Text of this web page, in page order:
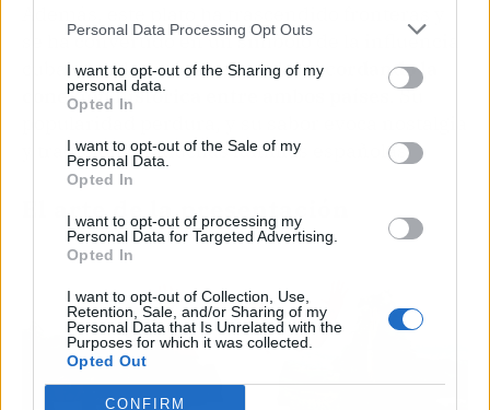
Personal Data Processing Opt Outs
I want to opt-out of the Sharing of my
personal data.
Opted In
I want to opt-out of the Sale of my
Personal Data.
Opted In
I want to opt-out of processing my
Personal Data for Targeted Advertising.
Opted In
I want to opt-out of Collection, Use,
Retention, Sale, and/or Sharing of my
Personal Data that Is Unrelated with the
Purposes for which it was collected.
Opted Out
CONFIRM
se ha convertido en un símbolo de la influencia
cubana en la cocina española, recordando la
conexión histórica entre ambos países
. Su
y tradición en muchas familias españolas.
El arte de la presentación